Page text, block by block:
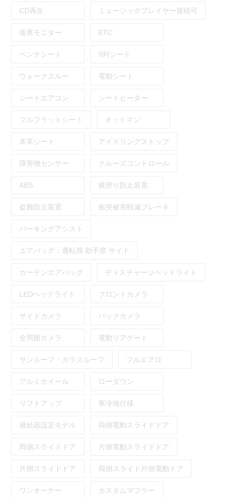
CD再生 ミュージックプレイヤー接続可
後席モニター ETC
ベンチシート 3列シート
ウォークスルー 電動シート
シートエアコン シートヒーター
フルフラットシート オットマン
本革シート アイドリングストップ
障害物センサー クルーズコントロール
ABS 横滑り防止装置
盗難防止装置 衝突被害軽減ブレーキ
パーキングアシスト
エアバッグ： 運転席 助手席 サイド
カーテンエアバッグ ディスチャージヘッドライト
LEDヘッドライト フロントカメラ
サイドカメラ バックカメラ
全周囲カメラ 電動リアゲート
サンルーフ・ガラスルーフ フルエアロ
アルミホイール ローダウン
リフトアップ 寒冷地仕様
過給器設定モデル 両側電動スライドドア
両側スライドドア 片側電動スライドドア
片側スライドドア 両側スライド片側電動ドア
ワンオーナー カスタムマフラー